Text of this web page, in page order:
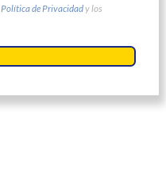
Política de Privacidady los